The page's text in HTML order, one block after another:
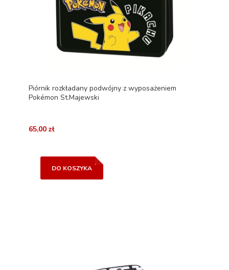
Piórnik rozkładany podwójny z wyposażeniem
Pokémon St.Majewski
65,00 zł
DO KOSZYKA